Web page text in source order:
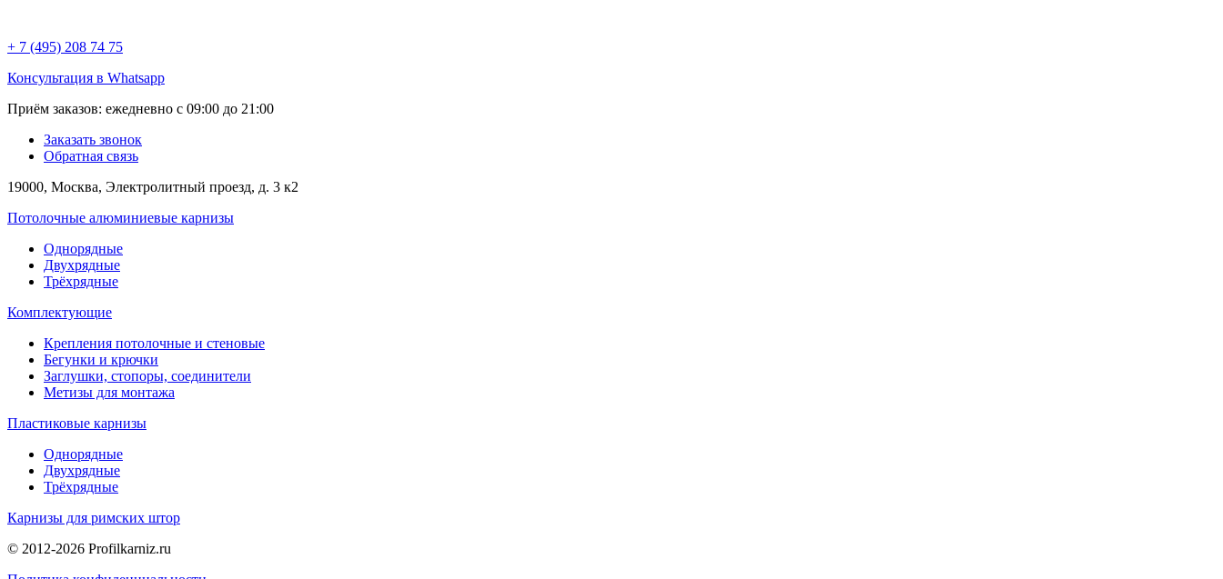
+ 7 (495) 208 74 75
Консультация в Whatsapp
Приём заказов: ежедневно с 09:00 до 21:00
Заказать звонок
Обратная связь
19000, Москва, Электролитный проезд, д. 3 к2
Потолочные алюминиевые карнизы
Однорядные
Двухрядные
Трёхрядные
Комплектующие
Крепления потолочные и стеновые
Бегунки и крючки
Заглушки, стопоры, соединители
Метизы для монтажа
Пластиковые карнизы
Однорядные
Двухрядные
Трёхрядные
Карнизы для римских штор
© 2012-2026 Profilkarniz.ru